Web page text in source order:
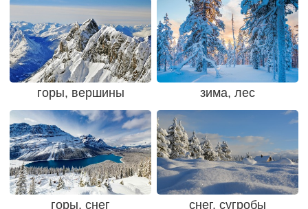
горы, вершины зима, лес
горы, снег снег, сугробы